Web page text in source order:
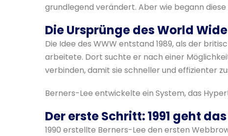
grundlegend verändert. Aber wie begann
Die Ursprünge des World
Die Idee des WWW entstand 1989, als der
arbeitete. Dort suchte er nach einer
verbinden, damit sie schneller und effizienter
Berners-Lee entwickelte ein System, das
Der erste Schritt: 1991 geht
1990 erstellte Berners-Lee den ersten